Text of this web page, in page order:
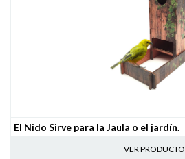
El Nido Sirve para la Jaula o el jardín.
VER PRODUCTO